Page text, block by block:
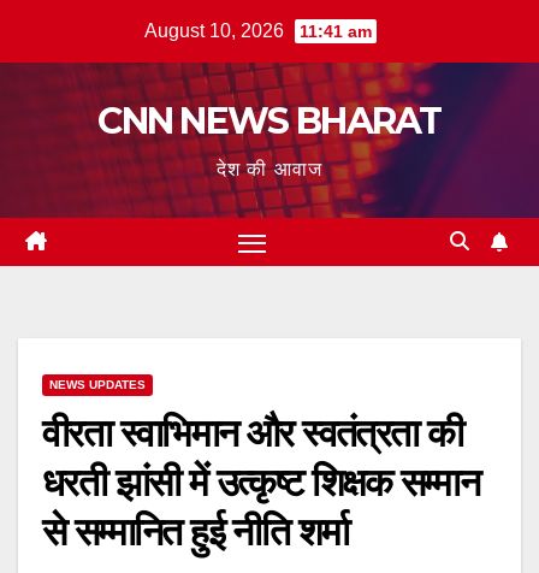
August 10, 2026 11:41 am
CNN NEWS BHARAT
देश की आवाज
NEWS UPDATES
वीरता स्वाभिमान और स्वतंत्रता की
धरती झांसी में उत्कृष्ट शिक्षक सम्मान
से सम्मानित हुई नीति शर्मा